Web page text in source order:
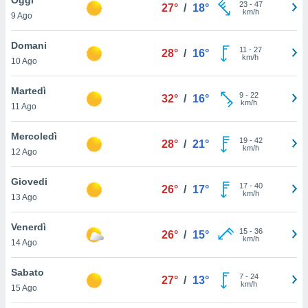
è
al sito
di
ci
di
il
un
la
nella
9 Ago
27° / 18° 23- 47
km/h
Domani
10 Ago
28° / 16° 11 - 27
km/h
Martedì
11 Ago
32° / 16° 9- 22
km/h
Mercoledì
12 Ago
28° / 21° 19- 42
km/h
Giovedi
13 Ago
26° / 17° 17- 40
km/h
Venerdì
14 Ago
26° / 15° 15- 36
km/h
Sabato
15 Ago
27° / 13° 7- 24
km/h